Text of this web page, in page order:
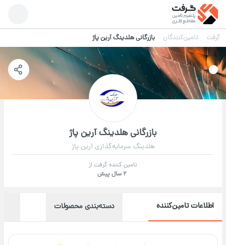
گرفت تامین‌کنندگان بازرگانی هلدینگ آرین پاژ
بازرگانی هلدینگ آرین پاژ
هلدینگ سرمایه‌گذاری آرین پاژ
تامین کننده گرفت از
2 سال پیش
اطلاعات تامین‌کننده دسته‌بندی محصولات